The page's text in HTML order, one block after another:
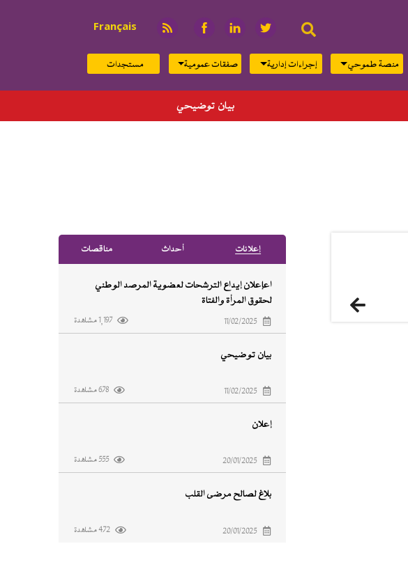
Français
مستجدات صفقات عمومية إجراءات إدارية منصة طموحي
إﻋﻼﻧﺎت أﺣﺪاث ﻣﻨﺎﻗﺼﺎت
اعإعلان إيداع الترشحات لعضوية المرصد الوطني
لحقوق المرأة والفتاة
11/02/2025 1,197 مشاهدة
بيان توضيحي
11/02/2025 678 مشاهدة
إعلان
20/01/2025 555 مشاهدة
بلاغ لصالح مرضى القلب
20/01/2025 472 مشاهدة
السابق